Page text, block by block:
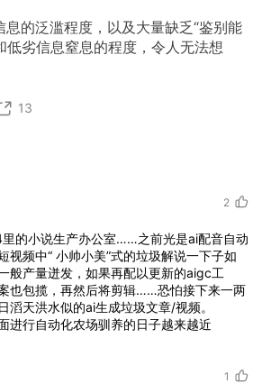
息的泛滥程度，以及大量缺乏“鉴别能
低劣信息窒息的程度，令人无法想
13
2
的小说生产办公室……之前光是ai配音自动
视频中“ 小帅小美”式的垃圾解说一下子如
般产量迸发，如果再配以更新的aigc工
也包揽，再然后将剪辑……恐怕接下来一两
滔天洪水似的ai生成垃圾文章/视频。
进行自动化农场驯养的日子越来越近
1